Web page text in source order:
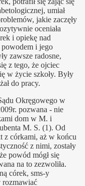
umiał
jakie zaczęły
oceniała
i opiekę nad
i jego
zawsze radosne,
z tego, że ojciec
w życie szkoły. Były
do pracy.
Okręgowego w
pozwana - nie
dom w M. i
M. S. (1). Od
z córkami, aż w końcu
z nimi, zostały
powód mógł się
na to zezwoliła.
córek, sms-y
rozmawiać